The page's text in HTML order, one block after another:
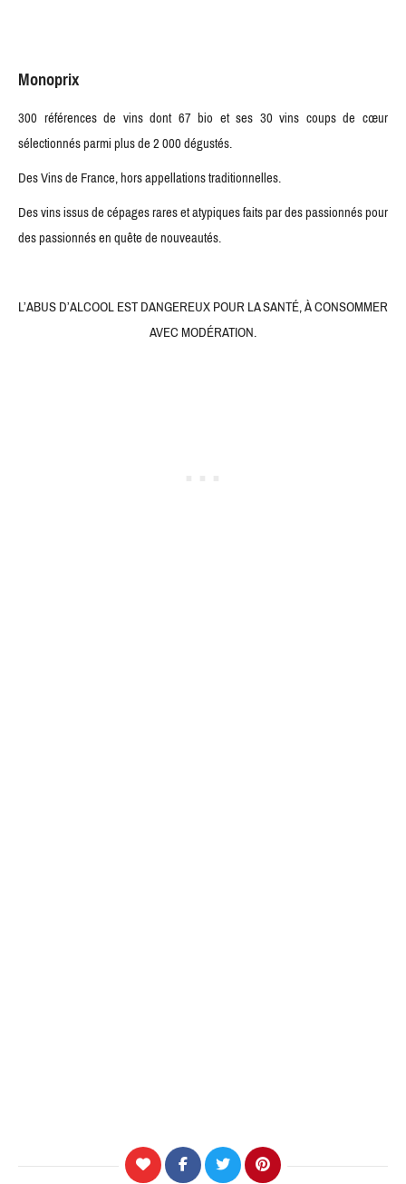
Monoprix
300 références de vins dont 67 bio et ses 30 vins coups de cœur
sélectionnés parmi plus de 2 000 dégustés.
Des Vins de France, hors appellations traditionnelles.
Des vins issus de cépages rares et atypiques faits par des passionnés pour
des passionnés en quête de nouveautés.
L’ABUS D’ALCOOL EST DANGEREUX POUR LA SANTÉ, À CONSOMMER
AVEC MODÉRATION.